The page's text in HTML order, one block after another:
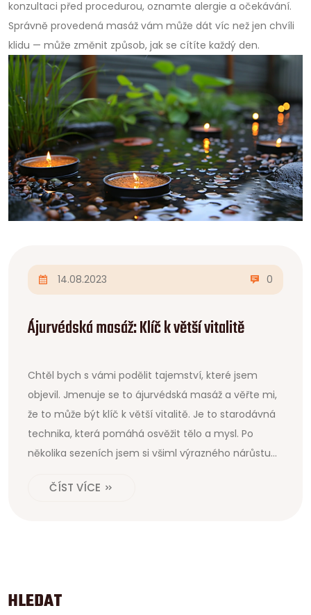
HLEDAT
konzultaci před procedurou, oznamte alergie a očekávání.
Správně provedená masáž vám může dát víc než jen chvíli
klidu — může změnit způsob, jak se cítíte každý den.
14.08.2023 0
Ájurvédská masáž: Klíč k větší vitalitě
Chtěl bych s vámi podělit tajemství, které jsem
objevil. Jmenuje se to ájurvédská masáž a věřte mi,
že to může být klíč k větší vitalitě. Je to starodávná
technika, která pomáhá osvěžit tělo a mysl. Po
několika sezeních jsem si všiml výrazného nárůstu
něco nového pro zlepšení kvality života, tato
ČÍST VÍCE